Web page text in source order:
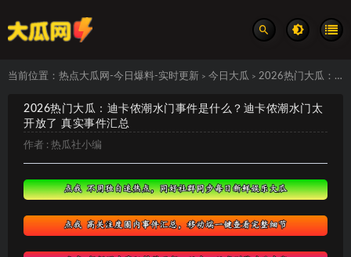
当前位置： 热点大瓜网-今日爆料-实时更新 > 今日大瓜 > 2026热门大瓜：迪卡侬潮水门事件是什么？迪卡侬潮水门太开放了 真实事件汇总
2026热门大瓜：迪卡侬潮水门事件是什么？迪卡侬潮水门太
开放了 真实事件汇总
作者 : 热瓜社小编